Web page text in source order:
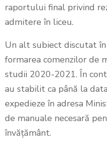
raportului final privind
admitere în liceu.
Un alt subiect discutat
formarea comenzilor de
studii 2020-2021. În
au stabilit ca până la
expedieze în adresa
de manuale necesară
învățământ.